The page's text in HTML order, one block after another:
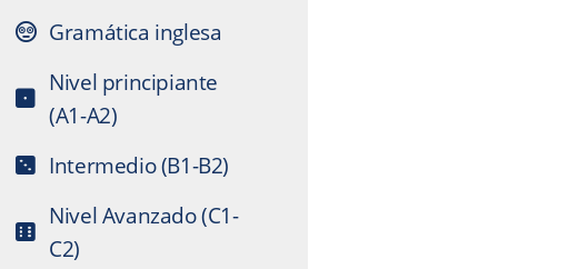
Gramática inglesa
Nivel principiante
(A1-A2)
Intermedio (B1-B2)
Nivel Avanzado (C1-
C2)